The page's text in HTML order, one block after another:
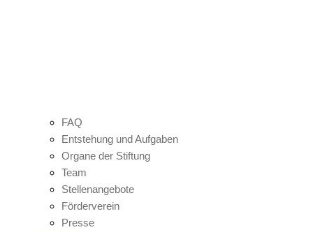
FAQ
Entstehung und Aufgaben
Organe der Stiftung
Team
Stellenangebote
Förderverein
Presse